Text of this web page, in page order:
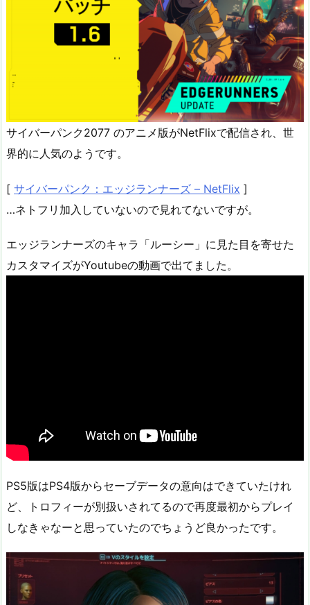
サイバーパンク2077 のアニメ版がNetFlixで配信され、世
界的に人気のようです。
[ サイバーパンク：エッジランナーズ – NetFlix ]
…ネトフリ加入していないので見れてないですが。
エッジランナーズのキャラ「ルーシー」に見た目を寄せた
カスタマイズがYoutubeの動画で出てました。
PS5版はPS4版からセーブデータの意向はできていたけれ
ど、トロフィーが別扱いされてるので再度最初からプレイ
しなきゃなーと思っていたのでちょうど良かったです。